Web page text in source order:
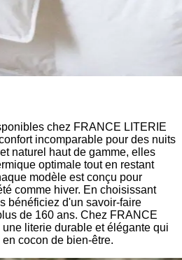
chez FRANCE LITERIE
incomparable pour des nuits
naturel haut de gamme, elles
optimale tout en restant
modèle est conçu pour
comme hiver. En choisissant
bénéficiez d'un savoir-faire
de 160 ans. Chez FRANCE
literie durable et élégante qui
cocon de bien-être.